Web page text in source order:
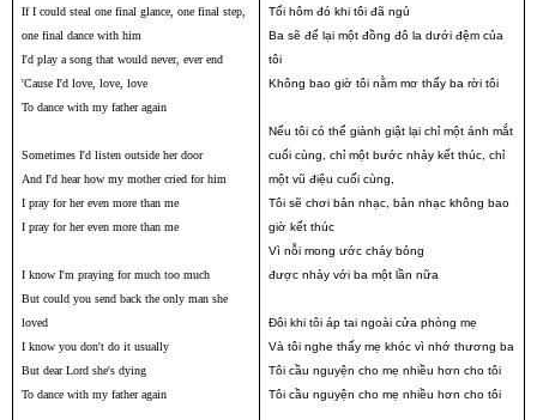
If I could steal one final glance, one final step,
one final dance with him
I'd play a song that would never, ever end
'Cause I'd love, love, love
To dance with my father again
Sometimes I'd listen outside her door
And I'd hear how my mother cried for him
I pray for her even more than me
I pray for her even more than me
I know I'm praying for much too much
But could you send back the only man she
loved
I know you don't do it usually
But dear Lord she's dying
To dance with my father again
Tối hôm đó khi tôi đã ngủ
Ba sẽ để lại một đồng đô la dưới đệm của
tôi
Không bao giờ tôi nằm mơ thấy ba rời tôi
Nếu tôi có thể giành giật lại chỉ một ánh mắt
cuối cùng, chỉ một bước nhảy kết thúc, chỉ
một vũ điệu cuối cùng,
Tôi sẽ chơi bản nhạc, bản nhạc không bao
giờ kết thúc
Vì nỗi mong ước cháy bỏng
được nhảy với ba một lần nữa
Đôi khi tôi áp tai ngoài cửa phòng mẹ
Và tôi nghe thấy mẹ khóc vì nhớ thương ba
Tôi cầu nguyện cho mẹ nhiều hơn cho tôi
Tôi cầu nguyện cho mẹ nhiều hơn cho tôi